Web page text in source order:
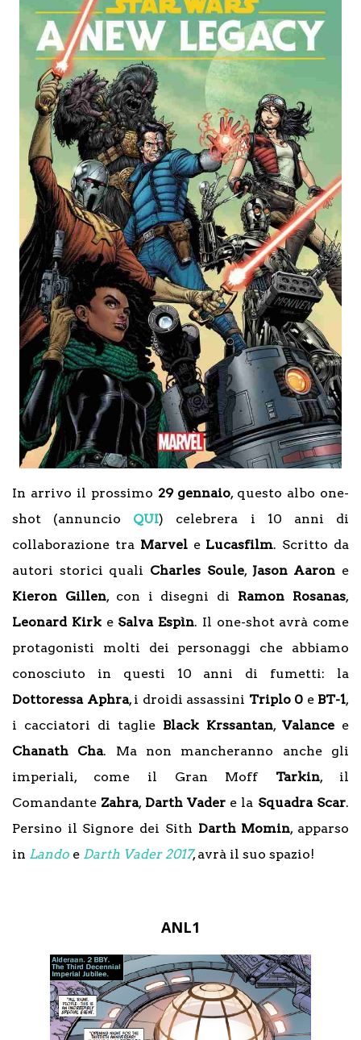
In arrivo il prossimo 29 gennaio, questo albo one-
shot (annuncio QUI) celebrera i 10 anni di
collaborazione tra Marvele Lucasfilm. Scritto da
autori storici quali Charles Soule, Jason Aaron e
Kieron Gillen, con i disegni di Ramon Rosanas,
Leonard Kirke Salva Espìn. Il one-shot avrà come
protagonisti molti dei personaggi che abbiamo
conosciuto in questi 10 anni di fumetti: la
Dottoressa Aphra, i droidi assassini Triplo 0 e BT-1,
i cacciatori di taglie Black Krssantan, Valance e
Chanath Cha. Ma non mancheranno anche gli
imperiali, come il Gran Moff Tarkin, il
Comandante Zahra, Darth Vadere la Squadra Scar.
Persino il Signore dei Sith Darth Momin, apparso
in Lando e Darth Vader 2017, avrà il suo spazio!
ANL1